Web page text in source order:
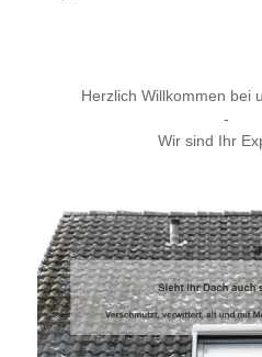
Herzlich Willkommen bei
-
Wir sind Ihr